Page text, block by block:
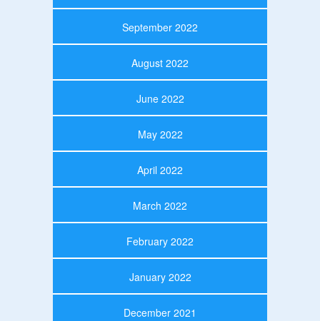
September 2022
August 2022
June 2022
May 2022
April 2022
March 2022
February 2022
January 2022
December 2021